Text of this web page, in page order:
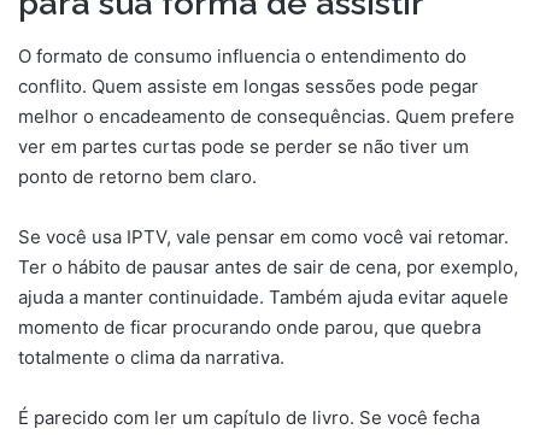
O formato de consumo influencia o entendimento do
conflito. Quem assiste em longas sessões pode pegar
melhor o encadeamento de consequências. Quem prefere
ver em partes curtas pode se perder se não tiver um
ponto de retorno bem claro.
Se você usa IPTV, vale pensar em como você vai retomar.
Ter o hábito de pausar antes de sair de cena, por exemplo,
ajuda a manter continuidade. Também ajuda evitar aquele
momento de ficar procurando onde parou, que quebra
totalmente o clima da narrativa.
É parecido com ler um capítulo de livro. Se você fecha